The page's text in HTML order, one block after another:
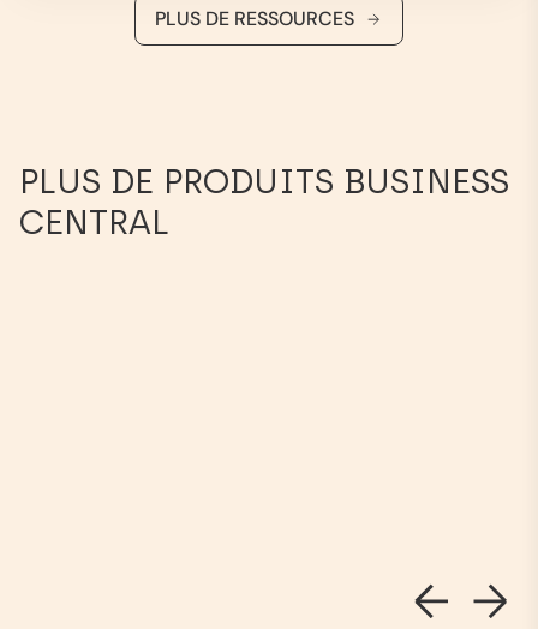
PLUS DE RESSOURCES
PLUS DE PRODUITS BUSINESS
CENTRAL